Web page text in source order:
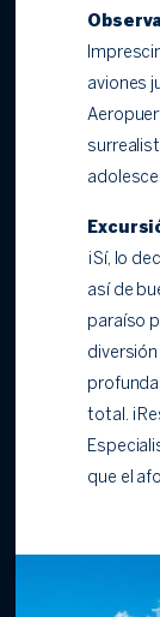
aviones
¡Sí, lo
así de
paraíso
diversión
total.
que el